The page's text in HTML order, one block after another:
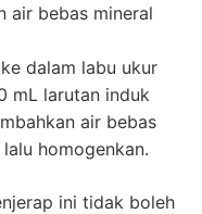
air bebas mineral
dalam labu ukur
mL larutan induk
air bebas
homogenkan.
ini tidak boleh